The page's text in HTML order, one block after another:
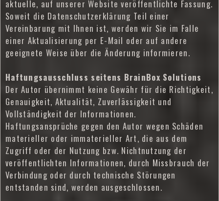
aktuelle, auf unserer Website veröffentlichte Fassung.
Soweit die Datenschutzerklärung Teil einer
Vereinbarung mit Ihnen ist, werden wir Sie im Falle
einer Aktualisierung per E-Mail oder auf andere
geeignete Weise über die Änderung informieren.
Haftungsausschluss seitens BrainBox Solutions
Der Autor übernimmt keine Gewähr für die Richtigkeit,
Genauigkeit, Aktualität, Zuverlässigkeit und
Vollständigkeit der Informationen.
Haftungsansprüche gegen den Autor wegen Schäden
materieller oder immaterieller Art, die aus dem
Zugriff oder der Nutzung bzw. Nichtnutzung der
veröffentlichten Informationen, durch Missbrauch der
Verbindung oder durch technische Störungen
entstanden sind, werden ausgeschlossen.